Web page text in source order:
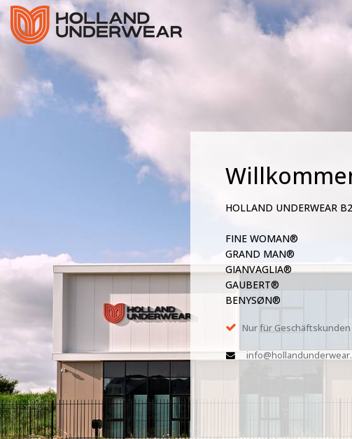
HOLLAND UNDERWEAR
FINE WOMAN®
GRAND MAN®
GIANVAGLIA®
GAUBERT®
BENYSØN®
Nur für Geschäftskunden